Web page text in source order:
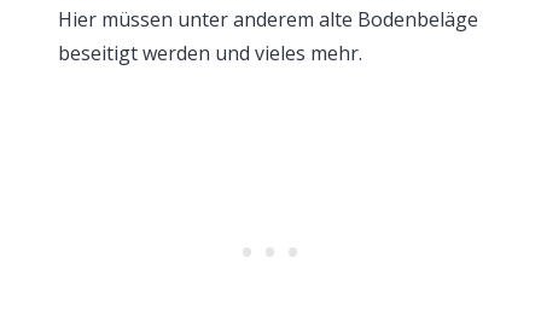
Hier müssen unter anderem alte Bodenbeläge
beseitigt werden und vieles mehr.